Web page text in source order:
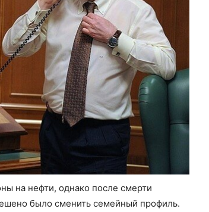
на нефти, однако после смерти
было сменить семейный профиль.